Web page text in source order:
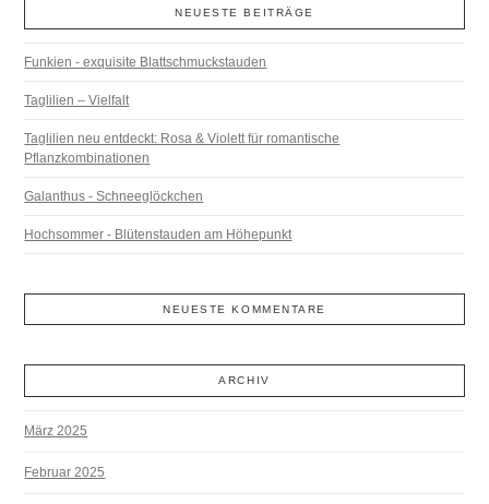
NEUESTE BEITRÄGE
Funkien - exquisite Blattschmuckstauden
Taglilien – Vielfalt
Taglilien neu entdeckt: Rosa & Violett für romantische
Pflanzkombinationen
Galanthus - Schneeglöckchen
Hochsommer - Blütenstauden am Höhepunkt
NEUESTE KOMMENTARE
ARCHIV
März 2025
Februar 2025